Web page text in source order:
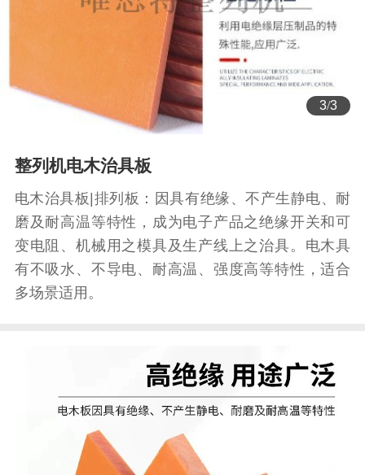
3/3
整列机电木治具板
电木治具板|排列板：因具有绝缘、不产生静电、耐
磨及耐高温等特性，成为电子产品之绝缘开关和可
变电阻、机械用之模具及生产线上之治具。电木具
有不吸水、不导电、耐高温、强度高等特性，适合
多场景适用。